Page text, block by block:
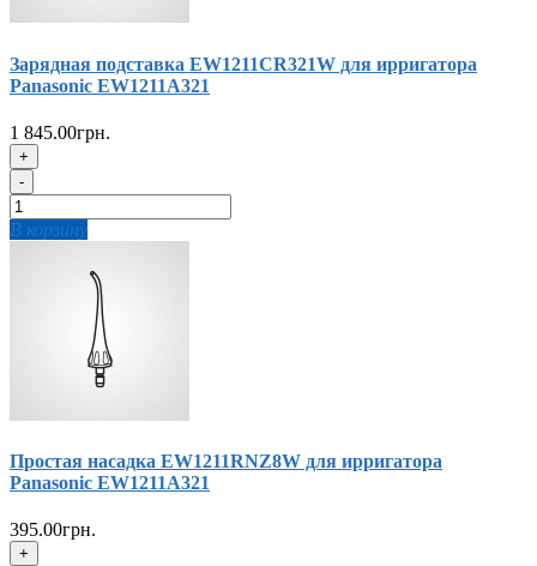
Зарядная подставка EW1211CR321W для ирригатора
Panasonic EW1211A321
1 845.00грн.
+
-
В корзину
Простая насадка EW1211RNZ8W для ирригатора
Panasonic EW1211A321
395.00грн.
+